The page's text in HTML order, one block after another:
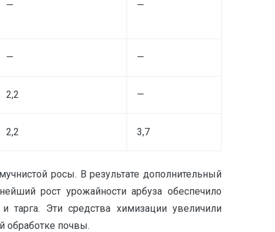
— —
— —
2,2 —
2,2 3,7
росы. В результате дополнительный
рост урожайности арбуза обеспечило
Эти средства химизации увеличили
обработке почвы.